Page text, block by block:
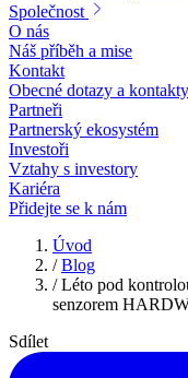
Společnost
O nás
Náš příběh a mise
Kontakt
Obecné dotazy a kontakty
Partneři
Partnerský ekosystém
Investoři
Vztahy s investory
Kariéra
Přidejte se k nám
Úvod
/ Blog
/ Léto pod
senzorem
Sdílet